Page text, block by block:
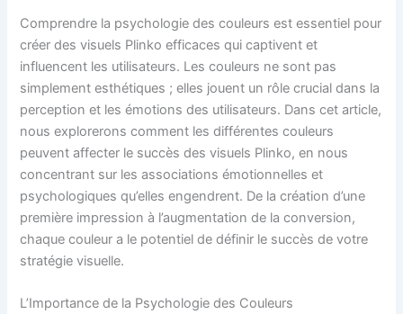
Comprendre la psychologie des couleurs est essentiel pour
créer des visuels Plinko efficaces qui captivent et
influencent les utilisateurs. Les couleurs ne sont pas
simplement esthétiques ; elles jouent un rôle crucial dans la
perception et les émotions des utilisateurs. Dans cet article,
nous explorerons comment les différentes couleurs
peuvent affecter le succès des visuels Plinko, en nous
concentrant sur les associations émotionnelles et
psychologiques qu’elles engendrent. De la création d’une
première impression à l’augmentation de la conversion,
chaque couleur a le potentiel de définir le succès de votre
stratégie visuelle.
L’Importance de la Psychologie des Couleurs